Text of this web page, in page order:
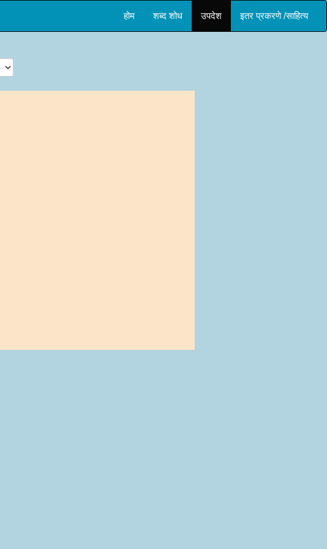
होम शब्द शोध उपदेश इतर प्रकरणे /साहित्य